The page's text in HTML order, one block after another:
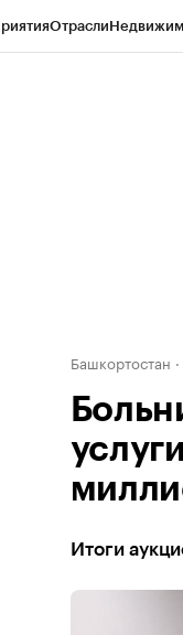
Отрасли
Башкортостан
Итоги